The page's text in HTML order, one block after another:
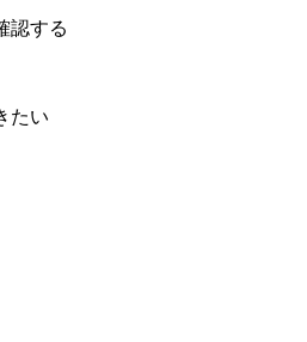
認する
たい